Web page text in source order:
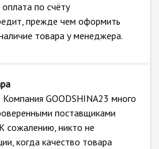
по счёту
прежде чем оформить
товара у менеджера.
GOODSHINA23 много
поставщиками
сожалению, никто не
когда качество товара